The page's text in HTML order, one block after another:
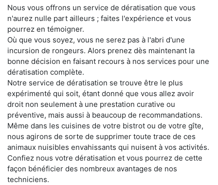
Nous vous offrons un service de dératisation que vous
n'aurez nulle part ailleurs ; faites l'expérience et vous
pourrez en témoigner.
Où que vous soyez, vous ne serez pas à l'abri d'une
incursion de rongeurs. Alors prenez dès maintenant la
bonne décision en faisant recours à nos services pour une
dératisation complète.
Notre service de dératisation se trouve être le plus
expérimenté qui soit, étant donné que vous allez avoir
droit non seulement à une prestation curative ou
préventive, mais aussi à beaucoup de recommandations.
Même dans les cuisines de votre bistrot ou de votre gîte,
nous agirons de sorte de supprimer toute trace de ces
animaux nuisibles envahissants qui nuisent à vos activités.
Confiez nous votre dératisation et vous pourrez de cette
façon bénéficier des nombreux avantages de nos
techniciens.